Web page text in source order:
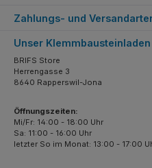
Zahlungs- und
Unser Klemmbausteinladen
BRIFS Store
Herrengasse 3
8640 Rapperswil-Jona
Öffnungszeiten:
Mi/Fr: 14:00 - 18:00 Uhr
Sa: 11:00 - 16:00 Uhr
letzter So im Monat: 13:00 - 17:00